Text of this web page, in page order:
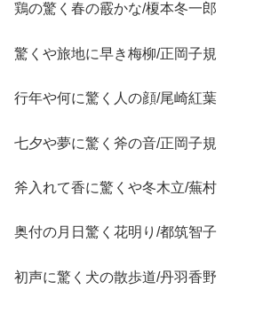
鶏の驚く春の霰かな/榎本冬一郎
驚くや旅地に早き梅柳/正岡子規
行年や何に驚く人の顔/尾崎紅葉
七夕や夢に驚く斧の音/正岡子規
斧入れて香に驚くや冬木立/蕪村
奥付の月日驚く花明り/都筑智子
初声に驚く犬の散歩道/丹羽香野